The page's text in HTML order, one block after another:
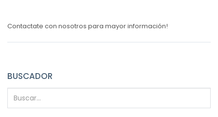
Contactate con nosotros para mayor información!
BUSCADOR